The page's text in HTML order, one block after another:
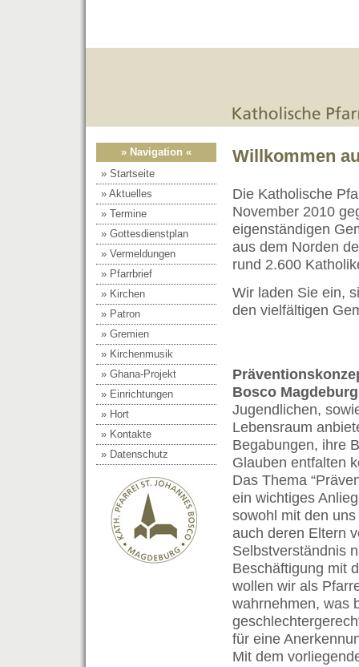
» Navigation «
» Startseite
» Aktuelles
» Termine
» Gottesdienstplan
» Vermeldungen
» Pfarrbrief
» Kirchen
» Patron
» Gremien
» Kirchenmusik
» Ghana-Projekt
» Einrichtungen
» Hort
» Kontakte
» Datenschutz
Willkommen
Die Katholische
November 2010
eigenständigen
aus dem Norden
rund 2.600
Wir laden Sie ein,
den vielfältigen
Bosco
Jugendlichen,
Lebensraum
Begabungen, ihre
Glauben entfalten
Das Thema
ein wichtiges
sowohl mit den
auch deren Eltern
Selbstverständnis
Beschäftigung mit
wollen wir als
wahrnehmen, was
für eine
Mit dem